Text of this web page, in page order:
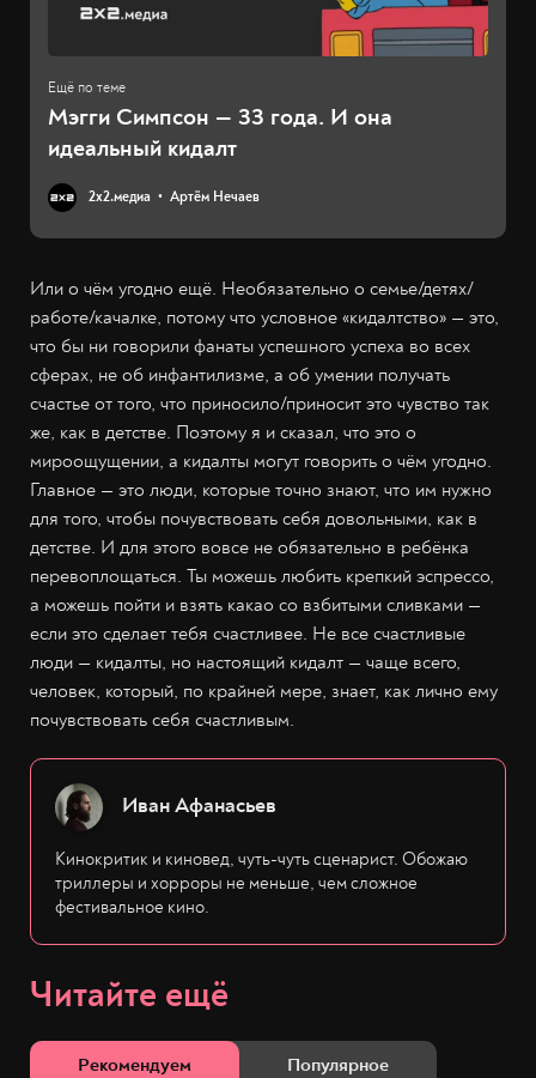
Мэгги Симпсон — 33 года. И она
идеальный кидалт
2х2.медиа Артём Нечаев
Или о чём угодно ещё. Необязательно о семье/детях/
работе/качалке, потому что условное «кидалтство» — это,
что бы ни говорили фанаты успешного успеха во всех
сферах, не об инфантилизме, а об умении получать
счастье от того, что приносило/приносит это чувство так
же, как в детстве. Поэтому я и сказал, что это о
мироощущении, а кидалты могут говорить о чём угодно.
Главное — это люди, которые точно знают, что им нужно
для того, чтобы почувствовать себя довольными, как в
детстве. И для этого вовсе не обязательно в ребёнка
перевоплощаться. Ты можешь любить крепкий эспрессо,
а можешь пойти и взять какао со взбитыми сливками —
если это сделает тебя счастливее. Не все счастливые
люди — кидалты, но настоящий кидалт — чаще всего,
человек, который, по крайней мере, знает, как лично ему
почувствовать себя счастливым.
Иван Афанасьев
Кинокритик и киновед, чуть-чуть сценарист. Обожаю
триллеры и хорроры не меньше, чем сложное
фестивальное кино.
Читайте ещё
Рекомендуем Популярное